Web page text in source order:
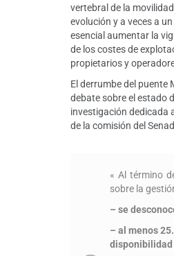
vertebral de la
evolución y a veces a
esencial aumentar la
de los costes de
propietarios y
El derrumbe del puente
debate sobre el estado
investigación dedicada
de la comisión del
« Al término
sobre la
– se
– al menos
disponibilidad